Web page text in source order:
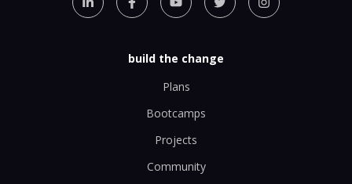
build the change
Plans
Bootcamps
Projects
Community